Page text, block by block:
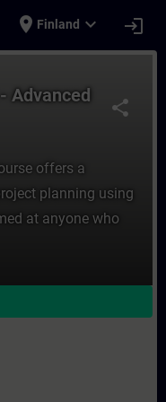
place Finland expand_more login
share
Advanced
offers a
planning using
at anyone who